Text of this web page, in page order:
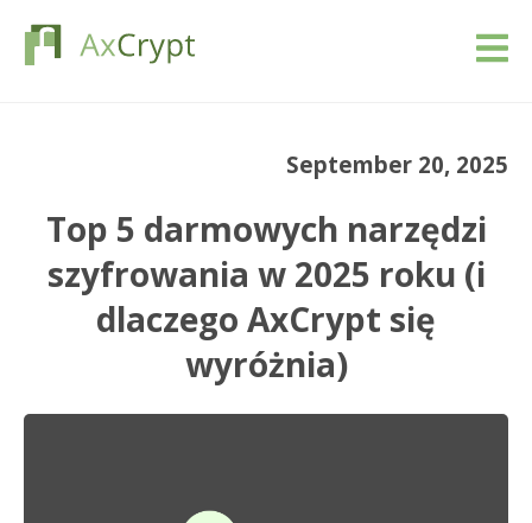
Nasz produkt
September 20, 2025
Top 5 darmowych narzędzi
szyfrowania w 2025 roku (i
dlaczego AxCrypt się
wyróżnia)